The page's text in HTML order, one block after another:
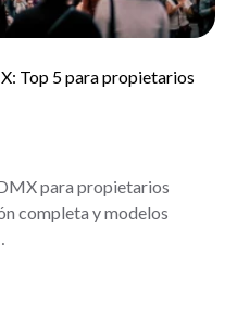
Top 5 para propietarios
para propietarios
completa y modelos